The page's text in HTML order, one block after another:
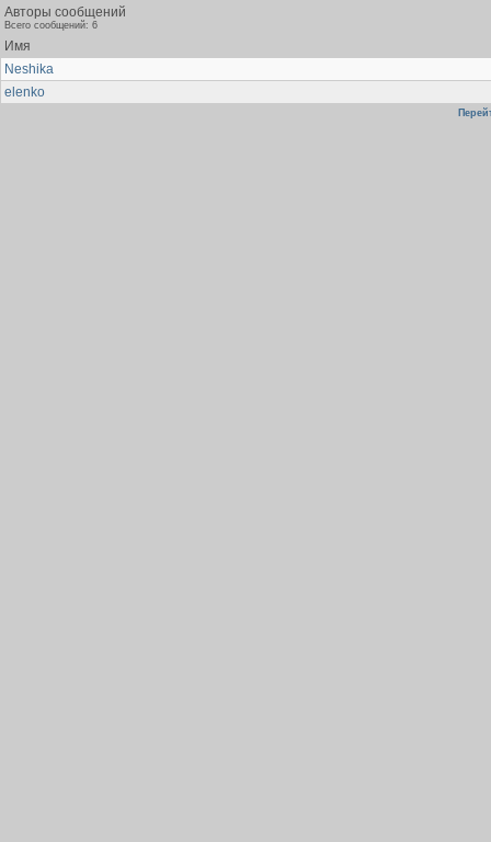
Авторы сообщений
Всего сообщений: 6
Имя
Neshika
elenko